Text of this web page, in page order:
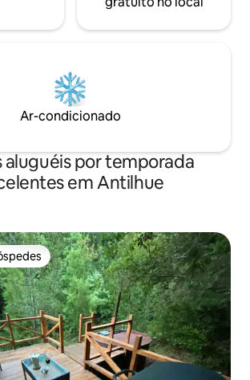
Ar-condicionado
aluguéis por temporada
em Antilhue